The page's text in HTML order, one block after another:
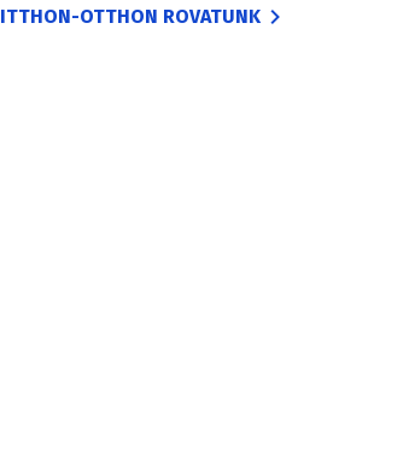
ITTHON-OTTHON ROVATUNK